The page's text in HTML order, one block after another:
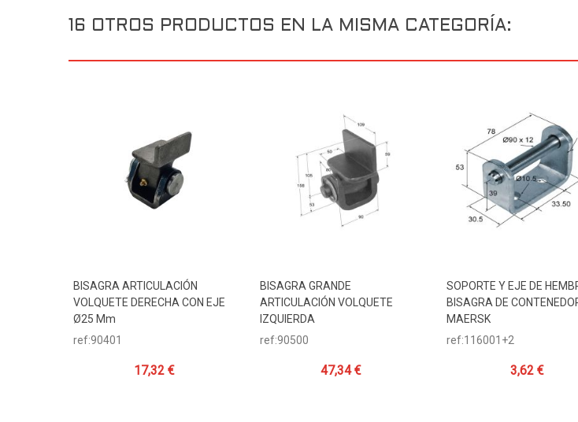
16 OTROS PRODUCTOS EN LA MISMA CATEGORÍA:
Añadir Al Carrito
BISAGRA ARTICULACIÓN
VOLQUETE DERECHA CON EJE
Ø25 Mm
ref:90401
17,32 €
Añadir Al Carrito
BISAGRA GRANDE
ARTICULACIÓN VOLQUETE
IZQUIERDA
ref:90500
47,34 €
Añadir Al Carrito
SOPORTE Y EJE DE
BISAGRA DE
MAERSK
ref:116001+2
3,62 €